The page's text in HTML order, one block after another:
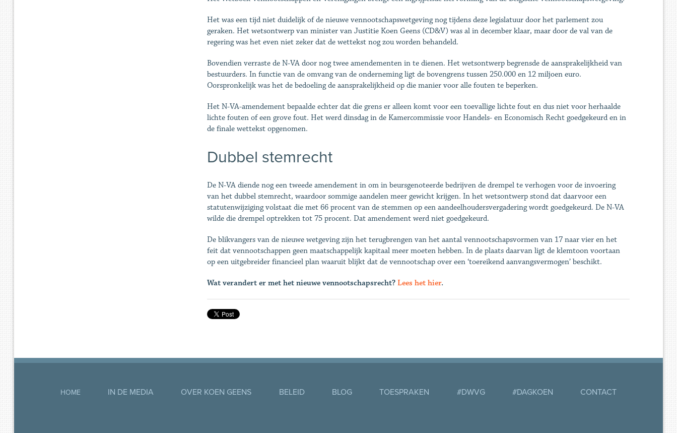
Het was een tijd niet duidelijk of de nieuwe vennootschapswetgeving nog tijdens deze legislatuur door het parlement zou
geraken. Het wetsontwerp van minister van Justitie Koen Geens (CD&V) was al in december klaar, maar door de val van de
regering was het even niet zeker dat de wettekst nog zou worden behandeld.
Bovendien verraste de N-VA door nog twee amendementen in te dienen. Het wetsontwerp begrensde de aansprakelijkheid van
bestuurders. In functie van de omvang van de onderneming ligt de bovengrens tussen 250.000 en 12 miljoen euro.
Oorspronkelijk was het de bedoeling de aansprakelijkheid op die manier voor alle fouten te beperken.
Het N-VA-amendement bepaalde echter dat die grens er alleen komt voor een toevallige lichte fout en dus niet voor herhaalde
lichte fouten of een grove fout. Het werd dinsdag in de Kamercommissie voor Handels- en Economisch Recht goedgekeurd en in
de finale wettekst opgenomen.
Dubbel stemrecht
De N-VA diende nog een tweede amendement in om in beursgenoteerde bedrijven de drempel te verhogen voor de invoering
van het dubbel stemrecht, waardoor sommige aandelen meer gewicht krijgen. In het wetsontwerp stond dat daarvoor een
statutenwijziging volstaat die met 66 procent van de stemmen op een aandeelhoudersvergadering wordt goedgekeurd. De N-VA
wilde die drempel optrekken tot 75 procent. Dat amendement werd niet goedgekeurd.
De blikvangers van de nieuwe wetgeving zijn het terugbrengen van het aantal vennootschapsvormen van 17 naar vier en het
feit dat vennootschappen geen maatschappelijk kapitaal meer moeten hebben. In de plaats daarvan ligt de klemtoon voortaan
op een uitgebreider financieel plan waaruit blijkt dat de vennootschap over een ‘toereikend aanvangsvermogen’ beschikt.
Wat verandert er met het nieuwe vennootschapsrecht? Lees het hier.
HOME IN DE MEDIA OVER KOEN GEENS BELEID BLOG TOESPRAKEN #DWVG #DAGKOEN CONTACT